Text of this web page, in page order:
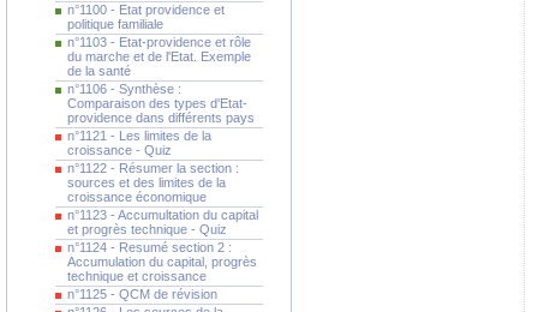
n°1100 - Etat providence et
politique familiale
n°1103 - Etat-providence et rôle
du marche et de l'Etat. Exemple
de la santé
n°1106 - Synthèse :
Comparaison des types d'Etat-
providence dans différents pays
n°1121 - Les limites de la
croissance - Quiz
n°1122 - Résumer la section :
sources et des limites de la
croissance économique
n°1123 - Accumultation du capital
et progrès technique - Quiz
n°1124 - Resumé section 2 :
Accumulation du capital, progrès
technique et croissance
n°1125 - QCM de révision